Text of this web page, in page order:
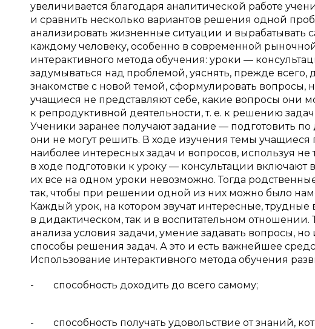
увеличивается благодаря аналитической работе
и сравнить несколько вариантов решения одной
анализировать жизненные ситуации и вырабатывать
каждому человеку, особенно в современной
интерактивного метода обучения: уроки —
задумываться над проблемой, уяснять, прежде всего,
знакомстве с новой темой, сформулировать вопросы,
учащиеся не представляют себе, какие вопросы они
к репродуктивной деятельности, т. е. к решению
Ученики заранее получают задание — подготовить
они не могут решить. В ходе изучения темы учащиеся
наиболее интересных задач и вопросов, используя
в ходе подготовки к уроку — консультации включают
их все на одном уроки невозможно. Тогда
так, чтобы при решении одной из них можно было
Каждый урок, на котором звучат интересные,
в дидактическом, так и в воспитательном
анализа условия задачи, умение задавать вопросы,
способы решения задач. А это и есть важнейшее
Использование интерактивного метода обучения
- способность доходить до всего самому;
- способность получать удовольствие от знаний,